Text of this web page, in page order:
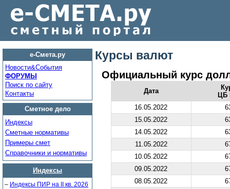
е-Смета.ру
Новости&Cобытия
ФОРУМЫ
Поиск по сайту
Контакты
Сметное дело
Индексы
Сметные нормативы
Примеры смет
Справочники и нормативы
Индексы
– Индексы ПИР на II кв. 2026
Курсы валют
Официальный курс
Дата
ЦБ
16.05.2022
15.05.2022
14.05.2022
11.05.2022
10.05.2022
09.05.2022
08.05.2022